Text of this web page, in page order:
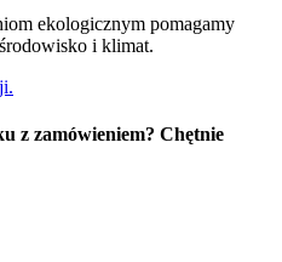
ekologicznym pomagamy
i klimat.
z zamówieniem? Chętnie